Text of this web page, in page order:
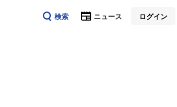
検索 ニュース ログイン